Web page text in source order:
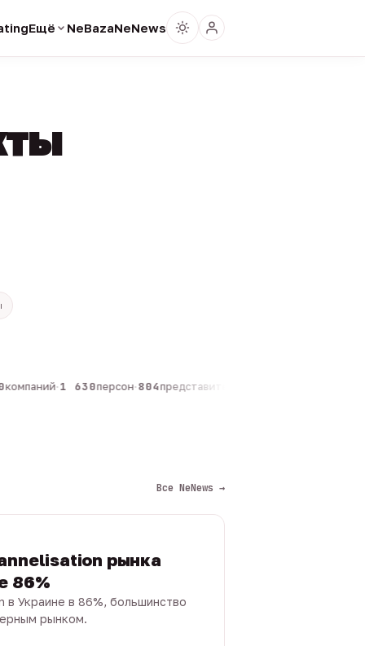
Ещё NeBazaNeNews
·1 630персон·804представителей
Все NeNews →
рынка
86%
в Украине в 86%, большинство
рынком.